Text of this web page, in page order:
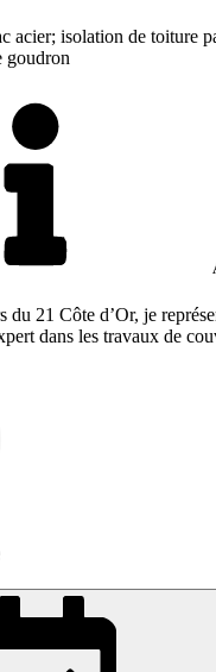
acier; isolation de toiture
goudron
du 21 Côte d’Or, je
dans les travaux de